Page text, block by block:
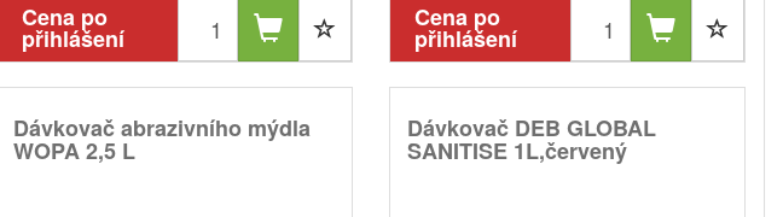
Cena po
přihlášení
Cena po
přihlášení
Dávkovač abrazivního mýdla
WOPA 2,5 L
Dávkovač DEB GLOBAL
SANITISE 1L,červený